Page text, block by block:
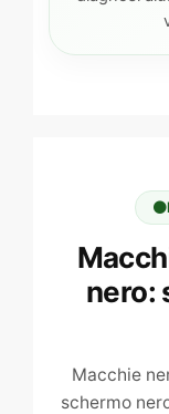
⚫
nero:
Macchie
schermo